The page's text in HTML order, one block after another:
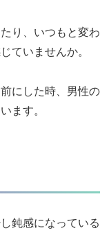
り、いつもと変わ
ていませんか。
にした時、男性の
ます。
鈍感になっている